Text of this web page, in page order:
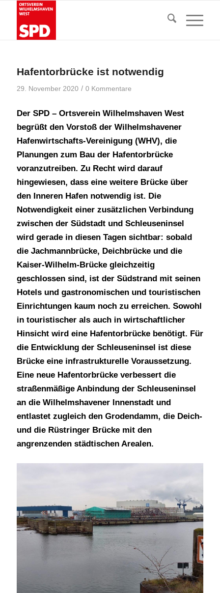
Hafentorbrücke ist notwendig
29. November 2020 / 0 Kommentare
Der SPD – Ortsverein Wilhelmshaven West
begrüßt den Vorstoß der Wilhelmshavener
Hafenwirtschafts-Vereinigung (WHV), die
Planungen zum Bau der Hafentorbrücke
voranzutreiben. Zu Recht wird darauf
hingewiesen, dass eine weitere Brücke über
den Inneren Hafen notwendig ist. Die
Notwendigkeit einer zusätzlichen Verbindung
zwischen der Südstadt und Schleuseninsel
wird gerade in diesen Tagen sichtbar: sobald
die Jachmannbrücke, Deichbrücke und die
Kaiser-Wilhelm-Brücke gleichzeitig
geschlossen sind, ist der Südstrand mit seinen
Hotels und gastronomischen und touristischen
Einrichtungen kaum noch zu erreichen. Sowohl
in touristischer als auch in wirtschaftlicher
Hinsicht wird eine Hafentorbrücke benötigt. Für
die Entwicklung der Schleuseninsel ist diese
Brücke eine infrastrukturelle Voraussetzung.
Eine neue Hafentorbrücke verbessert die
straßenmäßige Anbindung der Schleuseninsel
an die Wilhelmshavener Innenstadt und
entlastet zugleich den Grodendamm, die Deich-
und die Rüstringer Brücke mit den
angrenzenden städtischen Arealen.